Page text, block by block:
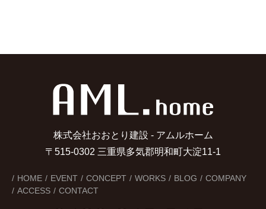
株式会社おおとり建設 - アムルホーム
〒515-0302 三重県多気郡明和町大淀11-1
HOME EVENT CONCEPT WORKS BLOG
COMPANY
ACCESS
CONTACT